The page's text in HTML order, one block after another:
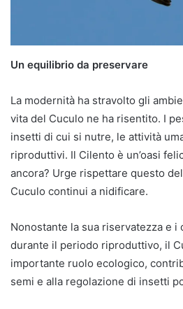
Un equilibrio da preservare
La modernità ha stravolto gli
vita del Cuculo ne ha risentito. I
insetti di cui si nutre, le attività
riproduttivi. Il Cilento è un’oasi
ancora? Urge rispettare questo
Cuculo continui a nidificare.
Nonostante la sua riservatezza e
durante il periodo riproduttivo, il
importante ruolo ecologico,
semi e alla regolazione di insetti